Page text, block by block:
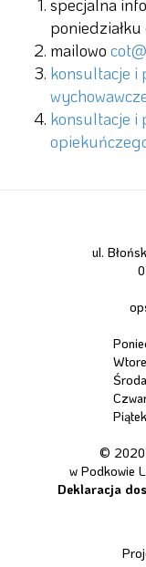
specjalna
mailowo
konsultacje i
konsultacje i
ul.
Środa
Piątek
© 2020
w Podkowie
Deklaracja